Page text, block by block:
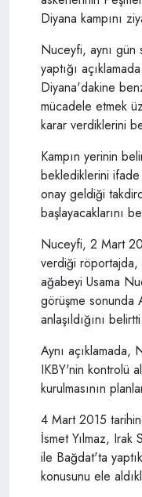
Diyana kampını
Nuceyfi, aynı gün
yaptığı
Diyana'dakine
mücadele etmek
karar verdiklerini
Kampın yerinin
beklediklerini
onay geldiği
başlayacaklarını
Nuceyfi, 2 Mart
verdiği röportajda,
ağabeyi Usama
görüşme sonunda
anlaşıldığını belirtti.
Aynı açıklamada,
IKBY'nin kontrolü
kurulmasının
4 Mart 2015
İsmet Yılmaz, Irak
ile Bağdat'ta
konusunu ele